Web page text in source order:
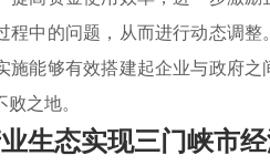
程中的问题，从而进行动态调
施能够有效搭建起企业与政府
之地。
生态实现三门峡市